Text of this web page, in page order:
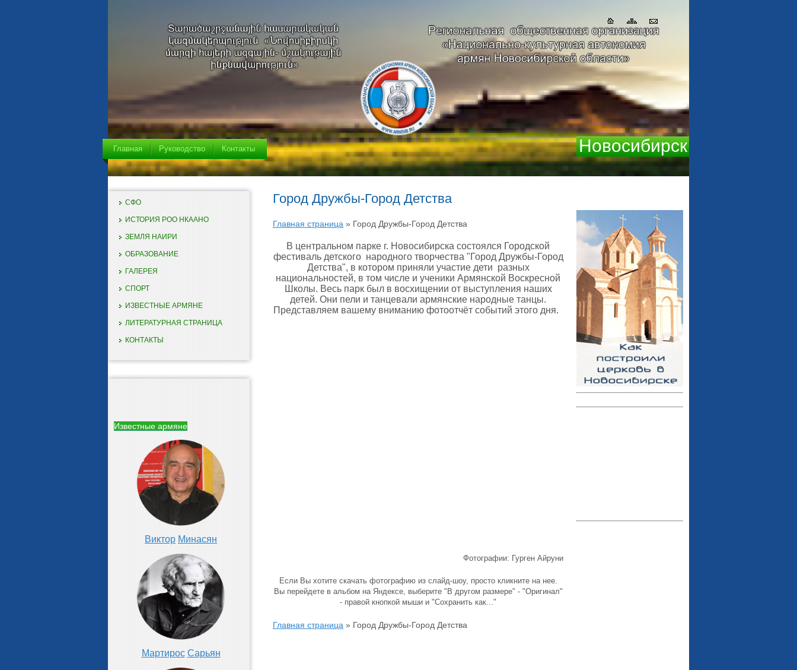
Главная Руководство Контакты Новосибирск
Город Дружбы-Город Детства
Главная страница » Город Дружбы-Город Детства
В центральном парке г. Новосибирска состоялся Городской
фестиваль детского народного творчества "Город Дружбы-Город
Детства", в котором приняли участие дети разных
национальностей, в том числе и ученики Армянской Воскресной
Школы. Весь парк был в восхищении от выступления наших
детей. Они пели и танцевали армянские народные танцы.
Представляем вашему вниманию фотоотчёт событий этого дня.
Фотографии: Гурген Айруни
Если Вы хотите скачать фотографию из слайд-шоу, просто кликните на нее.
Вы перейдете в альбом на Яндексе, выберите "В другом размере" - "Оригинал"
- правой кнопкой мыши и "Сохранить как..."
Главная страница » Город Дружбы-Город Детства
СФО
ИСТОРИЯ РОО НКААНО
ЗЕМЛЯ НАИРИ
ОБРАЗОВАНИЕ
ГАЛЕРЕЯ
СПОРТ
ИЗВЕСТНЫЕ АРМЯНЕ
ЛИТЕРАТУРНАЯ СТРАНИЦА
КОНТАКТЫ
Известные армяне
Виктор Минасян
Мартирос Сарьян